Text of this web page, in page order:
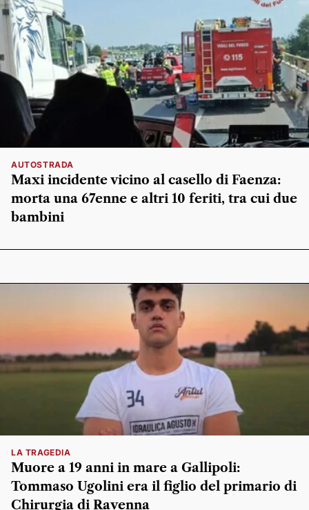
AUTOSTRADA
Maxi incidente vicino al casello di Faenza:
morta una 67enne e altri 10 feriti, tra cui due
bambini
LA TRAGEDIA
Muore a 19 anni in mare a Gallipoli:
Tommaso Ugolini era il figlio del primario di
Chirurgia di Ravenna